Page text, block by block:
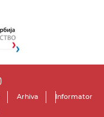
Arhiva
Informator